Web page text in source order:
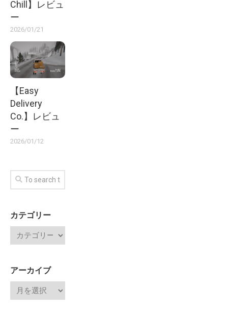
Chill】レビュ
ー
2026/01/21
【Easy
Delivery
Co.】レビュ
ー
2026/01/12
カテゴリー
アーカイブ